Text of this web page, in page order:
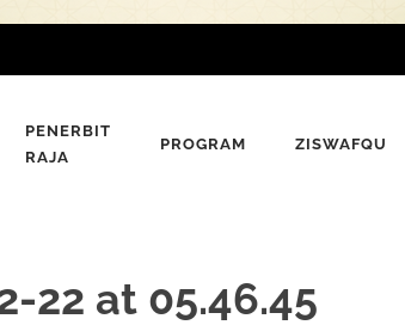
PENERBIT
RAJA
PROGRAM ZISWAFQU
22 at 05.46.45